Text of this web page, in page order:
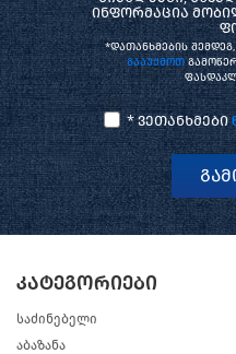
ინფორმაცია
*დათანხმების
გააუქმოთ
* ვეთანხმები
კატეგორიები
საძინებელი
აბაზანა